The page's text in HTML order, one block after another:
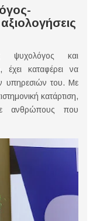
ψυχολόγος και
καταφέρει να
υπηρεσιών του. Με
κατάρτιση,
ανθρώπους που